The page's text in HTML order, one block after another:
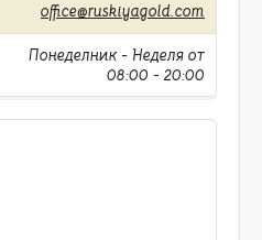
office@ruskiyagold.com
Понеделник - Неделя от
08:00 - 20:00